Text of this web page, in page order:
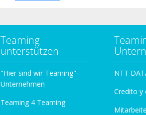
Teaming
unterstützen
"Hier sind wir Teaming"-
Unternehmen
Teaming 4 Teaming
NTT
Credito y